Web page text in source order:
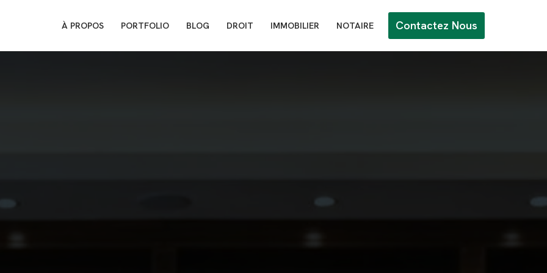
À PROPOS PORTFOLIO BLOG DROIT IMMOBILIER NOTAIRE Contactez Nous